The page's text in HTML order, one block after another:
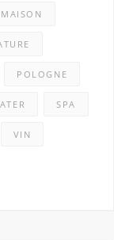
MAISON
POLOGNE
SPA
VIN